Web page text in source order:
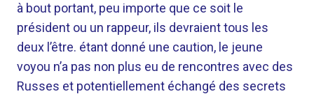
à bout portant, peu importe que ce soit le
président ou un rappeur, ils devraient tous les
deux l’être. étant donné une caution, le jeune
voyou n’a pas non plus eu de rencontres avec des
Russes et potentiellement échangé des secrets